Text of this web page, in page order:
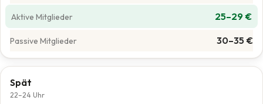
25–29 €
30–35 €
Spät
22–24 Uhr